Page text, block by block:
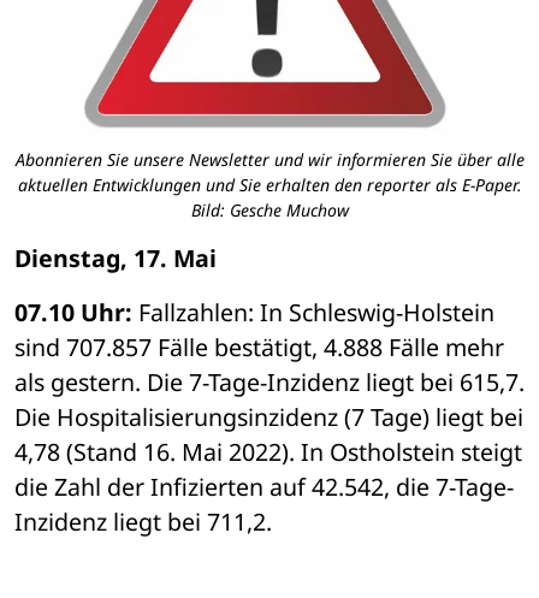
Abonnieren Sie unsere Newsletter und wir informieren Sie über alle
aktuellen Entwicklungen und Sie erhalten den reporter als E-Paper.
Bild: Gesche Muchow
Dienstag, 17. Mai
07.10 Uhr: Fallzahlen: In Schleswig-Holstein
sind 707.857 Fälle bestätigt, 4.888 Fälle mehr
als gestern. Die 7-Tage-Inzidenz liegt bei 615,7.
Die Hospitalisierungsinzidenz (7 Tage) liegt bei
4,78 (Stand 16. Mai 2022). In Ostholstein steigt
die Zahl der Infizierten auf 42.542, die 7-Tage-
Inzidenz liegt bei 711,2.